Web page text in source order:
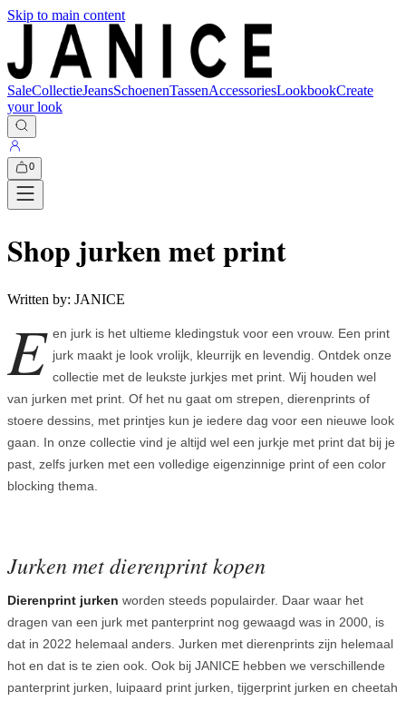
Skip to main content
SaleCollectieJeansSchoenenTassenAccessoriesLookbookCreate
your look
0
Shop jurken met print
Written by: JANICE
E en jurk is het ultieme kledingstuk voor een vrouw. Een print
jurk maakt je look vrolijk, kleurrijk en levendig. Ontdek onze
collectie met de leukste jurkjes met print. Wij houden wel
van jurken met print. Of het nu gaat om strepen, dierenprints of
stoere dessins, met printjes kun je iedere dag voor een nieuwe look
gaan. In onze collectie vind je altijd wel een jurkje met print dat bij je
past, zelfs jurken met een volledige eigenzinnige print of een color
blocking thema.
Jurken met dierenprint kopen
Dierenprint jurken worden steeds populairder. Daar waar het
dragen van een jurk met panterprint nog gewaagd was in 2000, is
dat in 2022 helemaal anders. Jurken met dierenprints zijn helemaal
hot en dat is te zien ook. Ook bij JANICE hebben we verschillende
panterprint jurken, luipaard print jurken, tijgerprint jurken en cheetah